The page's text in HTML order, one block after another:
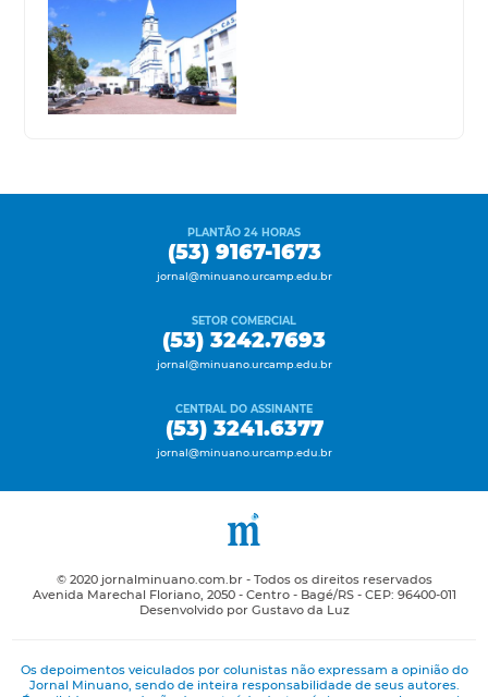
PLANTÃO 24 HORAS
(53) 9167-1673
jornal@minuano.urcamp.edu.br
SETOR COMERCIAL
(53) 3242.7693
jornal@minuano.urcamp.edu.br
CENTRAL DO ASSINANTE
(53) 3241.6377
jornal@minuano.urcamp.edu.br
© 2020 jornalminuano.com.br - Todos os direitos reservados
Avenida Marechal Floriano, 2050 - Centro - Bagé/RS - CEP: 96400-011
Desenvolvido por Gustavo da Luz
Os depoimentos veiculados por colunistas não expressam a opinião do
Jornal Minuano, sendo de inteira responsabilidade de seus autores.